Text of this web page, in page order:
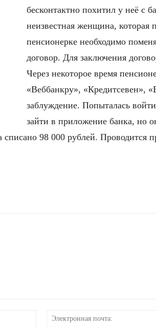
бесконтактно похитил у неё с
неизвестная женщина, которая
пенсионерке необходимо
договор. Для заключения
Через некоторое время
«Веббанкру», «Кредитсевен»,
заблуждение. Попыталась
зайти в приложение банка, но
списано 98 000 рублей. Проводится
Имя: